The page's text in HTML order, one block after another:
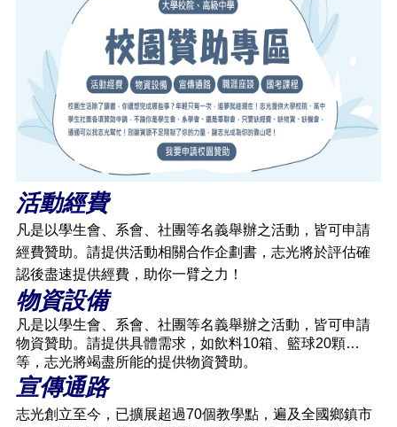
活動經費
凡是以學生會、系會、社團等名義舉辦之活動，皆可申請
經費贊助。請提供活動相關合作企劃書，志光將於評估確
認後盡速提供經費，助你一臂之力！
物資設備
凡是以學生會、系會、社團等名義舉辦之活動，皆可申請
物資贊助。請提供具體需求，如飲料10箱、籃球20顆…
等，志光將竭盡所能的提供物資贊助。
宣傳通路
志光創立至今，已擴展超過70個教學點，遍及全國鄉鎮市